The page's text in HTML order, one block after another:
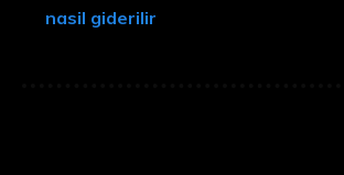
nasil giderilir